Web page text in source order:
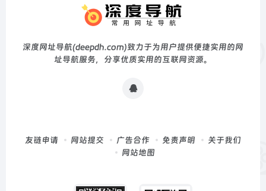
深度网址导航(deepdh.com)致力于为用户提供便捷实用的网
址导航服务，分享优质实用的互联网资源。
友链申请 网站提交 广告合作 免责声明
关于我们
网站地图